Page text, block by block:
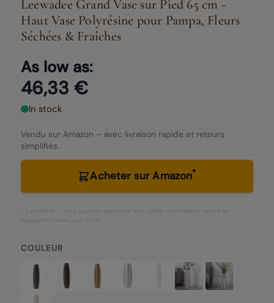
Leewadee Grand Vase sur Pied 65 cm -
Haut Vase Polyrésine pour Pampa, Fleurs
Séchées & Fraîches
As low as:
46,33 €
In stock
Vendu sur Amazon – avec livraison rapide et retours
simplifiés.
Acheter sur Amazon*
* Lien affilié – nous pouvons percevoir une petite commission sans frais
supplémentaires pour vous.
COULEUR